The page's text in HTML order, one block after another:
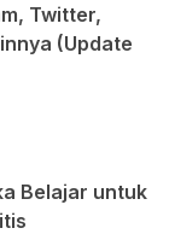
Twitter,
(Update
Belajar untuk